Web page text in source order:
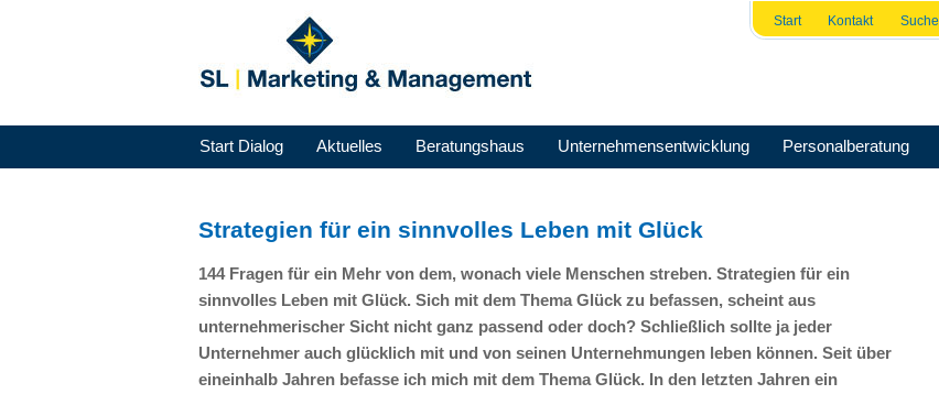
Start Kontakt Suche
Start Dialog Aktuelles Beratungshaus Unternehmensentwicklung Personalberatung
Strategien für ein sinnvolles Leben mit Glück
144 Fragen für ein Mehr von dem, wonach viele Menschen streben. Strategien für ein
sinnvolles Leben mit Glück. Sich mit dem Thema Glück zu befassen, scheint aus
unternehmerischer Sicht nicht ganz passend oder doch? Schließlich sollte ja jeder
Unternehmer auch glücklich mit und von seinen Unternehmungen leben können. Seit über
eineinhalb Jahren befasse ich mich mit dem Thema Glück. In den letzten Jahren ein